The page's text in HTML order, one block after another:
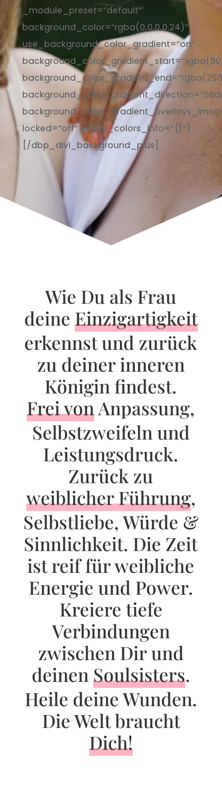
_module_preset=“default“
background_color=“rgba(0,0,0,0.24)“
use_background_color_gradient=“on“
locked=“off“ global_colors_info=“{}“]
[/dbp_divi_background_plus]
Wie Du als Frau
deine Einzigartigkeit
erkennst und zurück
zu deiner inneren
Königin findest.
Frei vonAnpassung,
Selbstzweifeln und
Leistungsdruck.
Zurück zu
weiblicher Führung,
Selbstliebe, Würde &
Sinnlichkeit. Die Zeit
ist reif für weibliche
Energie und Power.
Kreiere tiefe
Verbindungen
zwischen Dir und
deinen Soulsisters.
Heile deine Wunden.
Die Welt braucht
Dich!